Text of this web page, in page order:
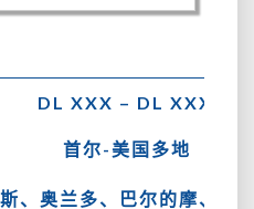
了？
DL XXX – DL XXXX
首尔-美国多地
斯、奥兰多、巴尔的摩、圣